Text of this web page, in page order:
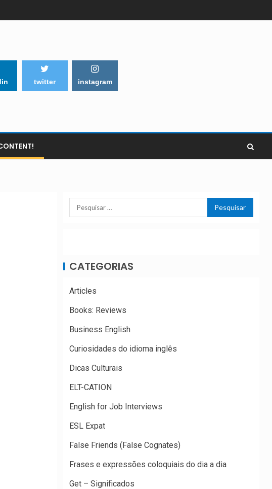
twitter instagram
CATEGORIAS
Articles
Books: Reviews
Business English
Curiosidades do idioma inglês
Dicas Culturais
ELT-CATION
English for Job Interviews
ESL Expat
False Friends (False Cognates)
Frases e expressões coloquiais do dia a dia
Get – Significados